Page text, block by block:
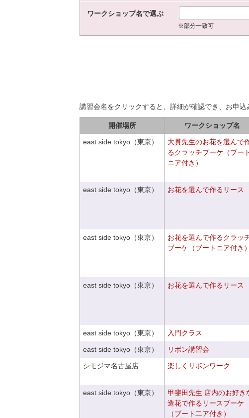
ワークショップ名で選ぶ
※部分一致可
講習会名をクリックすると、詳細が確認でき、お申込
開催場所 ワークショップ名
east side tokyo（東京）
大貫先生のお花を選んで
るクラッチブーケ（ブート
ニア付き）
east side tokyo（東京） お花を選んで作るリース
east side tokyo（東京）
お花を選んで作るクラッ
ブーケ（ブートニア付き）
east side tokyo（東京） お花を選んで作るリース
east side tokyo（東京） 入門クラス
east side tokyo（東京） リボン講習会
シモジマ名古屋店 楽しくリボンワーク
east side tokyo（東京）
甲斐田先生 店内のお好き
造花で作るリースブーケ
（ブート二ア付き）